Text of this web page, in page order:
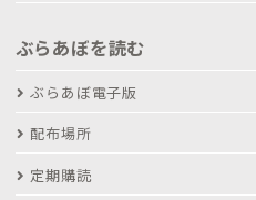
ぶらあぼを読む
ぶらあぼ電子版
配布場所
定期購読